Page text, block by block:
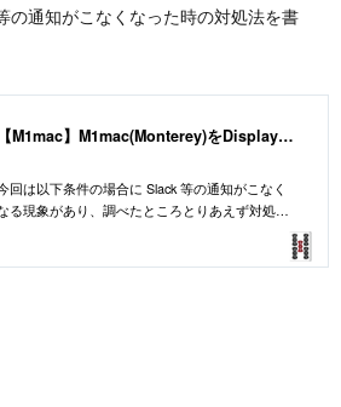
の通知がこなくなった時の対処法を書
【M1mac】M1mac(Monterey)をDisplayLinkでデュアルモニターにした時に、Slack等の通知がこなくなった時の対処法
回は以下条件の場合に Slack 等の通知がこなく
る現象があり、調べたところとりあえず対処で